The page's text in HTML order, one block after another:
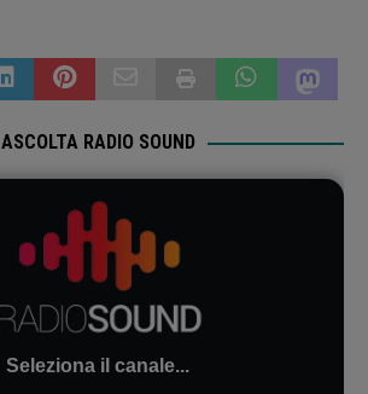
ASCOLTA RADIO SOUND
Seleziona il canale...